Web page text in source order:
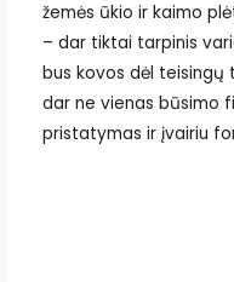
žemės ūkio ir kaimo
– dar tiktai tarpinis
bus kovos dėl teisingų
dar ne vienas būsimo
pristatymas ir įvairiu